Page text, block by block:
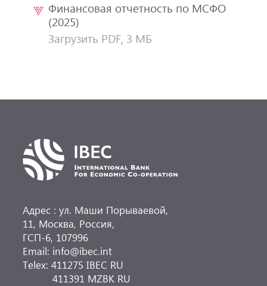
Финансовая отчетность по МСФО
(2025)
Загрузить PDF, 3 МБ
Адрес : ул. Маши Порываевой,
11, Москва, Россия,
ГСП-6, 107996
Email: info@ibec.int
Telex: 411275 IBEC RU
411391 MZBK RU